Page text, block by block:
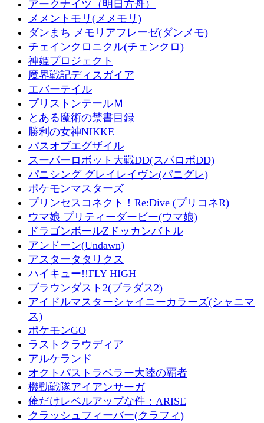
アークナイツ（明日方舟）
メメントモリ(メメモリ)
ダンまち メモリアフレーゼ(ダンメモ)
チェインクロニクル(チェンクロ)
神姫プロジェクト
魔界戦記ディスガイア
エバーテイル
プリストンテールＭ
とある魔術の禁書目録
勝利の女神NIKKE
パスオブエグザイル
スーパーロボット大戦DD(スパロボDD)
パニシング グレイレイヴン(パニグレ)
ポケモンマスターズ
プリンセスコネクト！Re:Dive (プリコネR)
ウマ娘 プリティーダービー(ウマ娘)
ドラゴンボールZドッカンバトル
アンドーン(Undawn)
アスタータタリクス
ハイキュー!!FLY HIGH
ブラウンダスト2(ブラダス2)
アイドルマスターシャイニーカラーズ(シャニマ
ス)
ポケモンGO
ラストクラウディア
アルケランド
オクトパストラベラー大陸の覇者
機動戦隊アイアンサーガ
俺だけレベルアップな件：ARISE
クラッシュフィーバー(クラフィ)